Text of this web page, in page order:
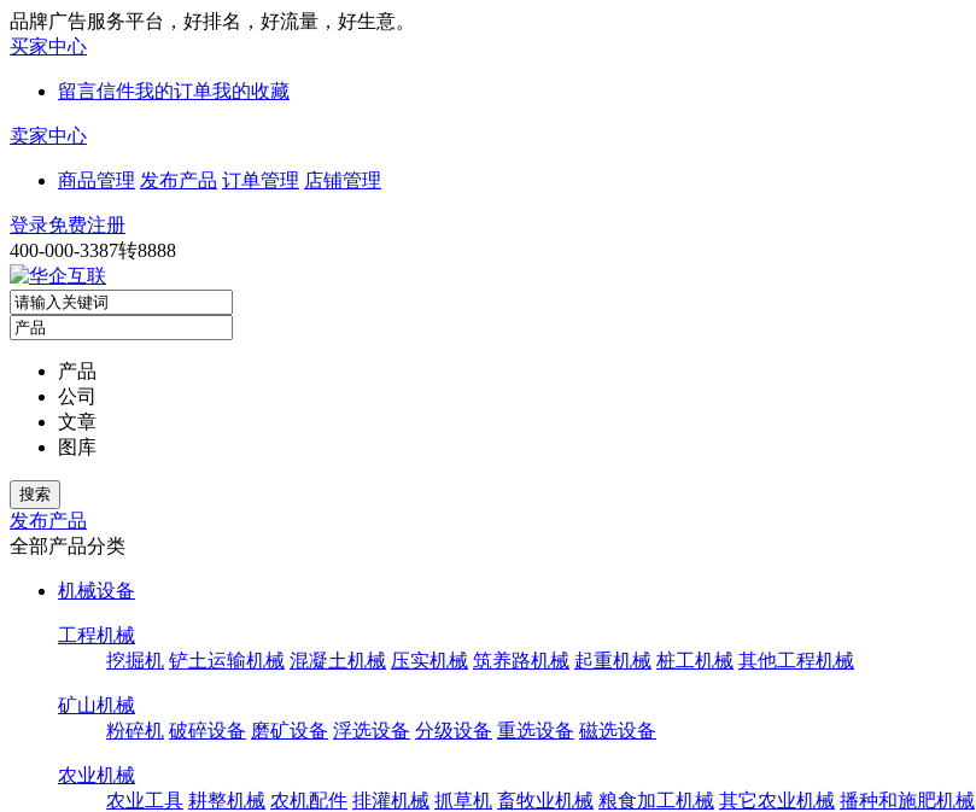
品牌广告服务平台，好排名，好流量，好生意。
买家中心
留言信件我的订单我的收藏
卖家中心
商品管理 发布产品 订单管理 店铺管理
登录免费注册
400-000-3387转8888
产品
公司
文章
图库
发布产品
全部产品分类
机械设备
工程机械
挖掘机 铲土运输机械 混凝土机械 压实机械 筑养路机械 起重机械 桩工机械 其他工程机械
矿山机械
粉碎机 破碎设备 磨矿设备 浮选设备 分级设备 重选设备 磁选设备
农业机械
农业工具 耕整机械 农机配件 排灌机械 抓草机 畜牧业机械 粮食加工机械 其它农业机械 播种和施肥机械